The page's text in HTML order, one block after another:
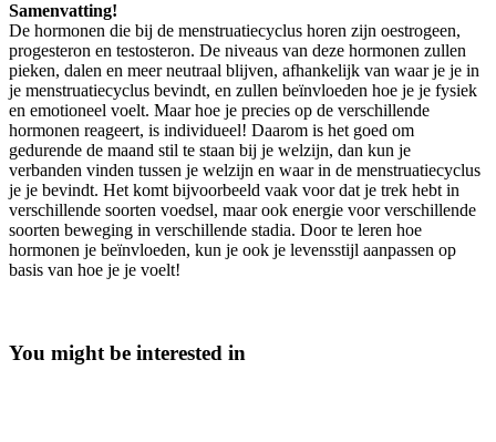
Samenvatting!
De hormonen die bij de menstruatiecyclus horen zijn oestrogeen,
progesteron en testosteron. De niveaus van deze hormonen zullen
pieken, dalen en meer neutraal blijven, afhankelijk van waar je je in
je menstruatiecyclus bevindt, en zullen beïnvloeden hoe je je fysiek
en emotioneel voelt. Maar hoe je precies op de verschillende
hormonen reageert, is individueel! Daarom is het goed om
gedurende de maand stil te staan bij je welzijn, dan kun je
verbanden vinden tussen je welzijn en waar in de menstruatiecyclus
je je bevindt. Het komt bijvoorbeeld vaak voor dat je trek hebt in
verschillende soorten voedsel, maar ook energie voor verschillende
soorten beweging in verschillende stadia. Door te leren hoe
hormonen je beïnvloeden, kun je ook je levensstijl aanpassen op
basis van hoe je je voelt!
You might be interested in